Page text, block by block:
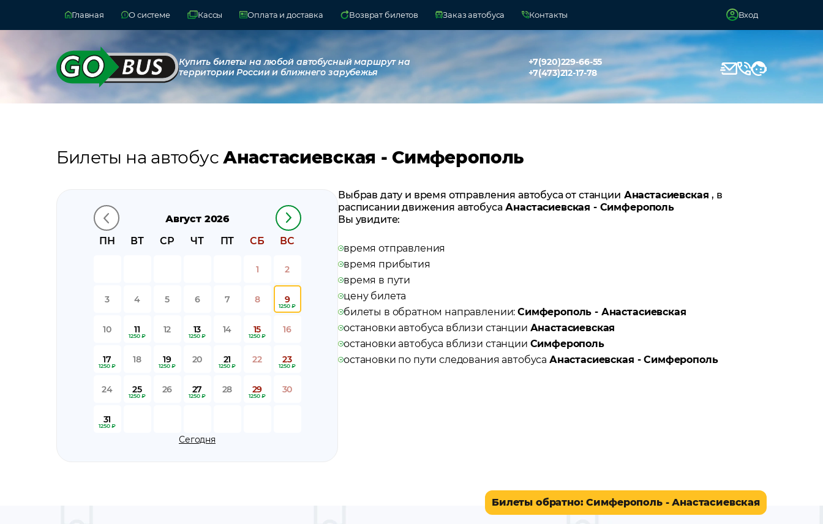
Главная О системе Кассы Оплата и доставка Возврат билетов Заказ автобуса Контакты Вход
Купить билеты на любой автобусный маршрут на
территории России и ближнего зарубежья
+7(920)229-66-55
+7(473)212-17-78
Билеты на автобус Анастасиевская - Симферополь
Август 2026
ПН
ВТ СР ЧТ ПТ СБ ВС
1 2
3 4 5 6 7 8 9
1250 ₽
10 11
1250 ₽
12 13
1250 ₽
14 15
1250 ₽
16
17
1250 ₽
18 19
1250 ₽
20 21
1250 ₽
22 23
1250 ₽
24 25
1250 ₽
26 27
1250 ₽
28 29
1250 ₽
30
31
1250 ₽
Сегодня
Выбрав дату и время отправления автобуса от станции Анастасиевская, в
расписании движения автобусаАнастасиевская - Симферополь
Вы увидите:
время отправления
время прибытия
время в пути
цену билета
билеты в обратном направлении:Симферополь - Анастасиевская
остановки автобуса вблизи станции Анастасиевская
остановки автобуса вблизи станции Симферополь
остановки по пути следования автобуса Анастасиевская - Симферополь
Билеты обратно: Симферополь - Анастасиевская